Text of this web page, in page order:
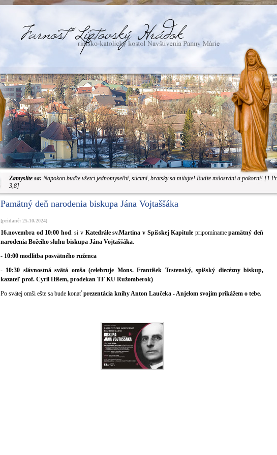
Zamyslite sa: Napokon buďte všetci jednomyseľní, súcitní, bratsky sa milujte! Buďte milosrdní a pokorní! [1 Pt
3,8]
Pamätný deň narodenia biskupa Jána Vojtaššáka
[pridané: 25.10.2024]
16.novembra od 10:00 hod. si v Katedrále sv.Martina v Spišskej Kapitule pripomínamepamätný deň
narodenia Božeiho sluhu biskupa Jána Vojtaššáka.
- 10:00 modlitba posvätného ruženca
- 10:30 slávnostná svätá omša (celebruje Mons. František Trstenský, spišský diecézny biskup,
kazateľ prof. Cyril Hišem, prodekan TF KU Ružomberok)
Po svätej omši ešte sa bude konať prezentácia knihy Anton Laučeka - Anjelom svojim prikážem o tebe.